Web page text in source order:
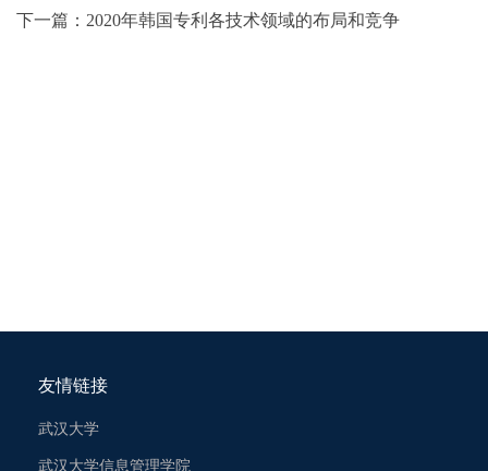
下一篇： 2020年韩国专利各技术领域的布局和竞争
友情链接
武汉大学
武汉大学信息管理学院